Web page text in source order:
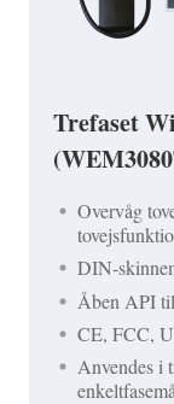
Trefaset
Overvåg
DIN-
Åben API
CE, FCC,
Anvendes i